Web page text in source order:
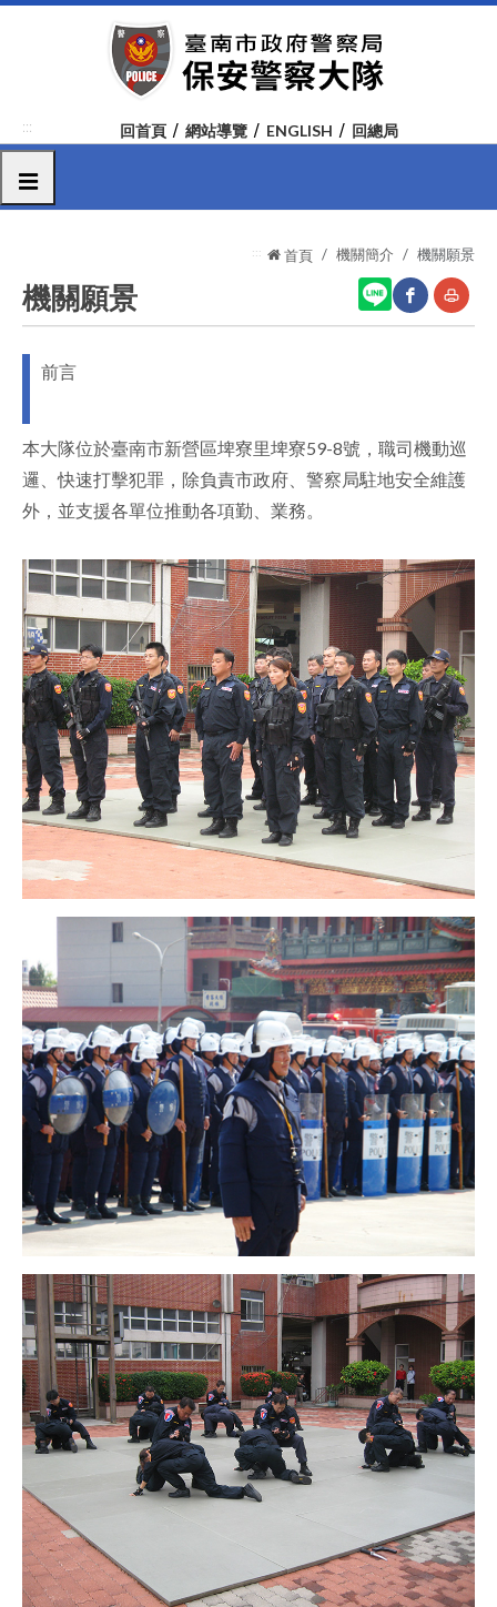
跳
容
塊
::: 回首頁 網站導覽 ENGLISH 回總局
選單
::: 首頁 機關簡介 機關願景
機關願景
享
至
印
前言
本大隊位於臺南市新營區埤寮里埤寮59-8號，職司機動巡
邏、快速打擊犯罪，除負責市政府、警察局駐地安全維護
外，並支援各單位推動各項勤、業務。